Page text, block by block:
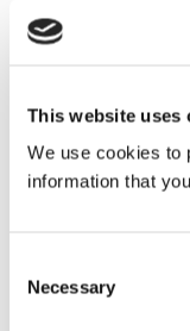
This website uses
We use cookies to
information that
Selection
Necessary